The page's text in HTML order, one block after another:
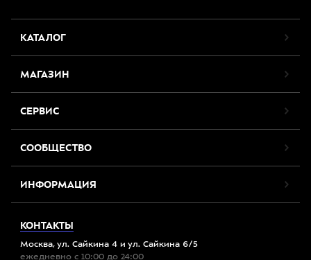
КАТАЛОГ
МАГАЗИН
СЕРВИС
СООБЩЕСТВО
ИНФОРМАЦИЯ
КОНТАКТЫ
Москва, ул. Сайкина 4 и ул. Сайкина 6/5
ежедневно с 10:00 до 24:00